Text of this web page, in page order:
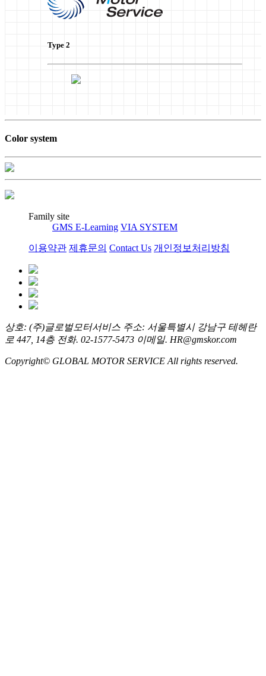
Type 2
Color system
Family site
GMS E-Learning VIA SYSTEM
이용약관 제휴문의 Contact Us 개인정보처리방침
상호: (주)글로벌모터서비스 주소: 서울특별시 강남구 테헤란
로 447, 14층 전화. 02-1577-5473 이메일. HR@gmskor.com
Copyright© GLOBAL MOTOR SERVICE All rights reserved.